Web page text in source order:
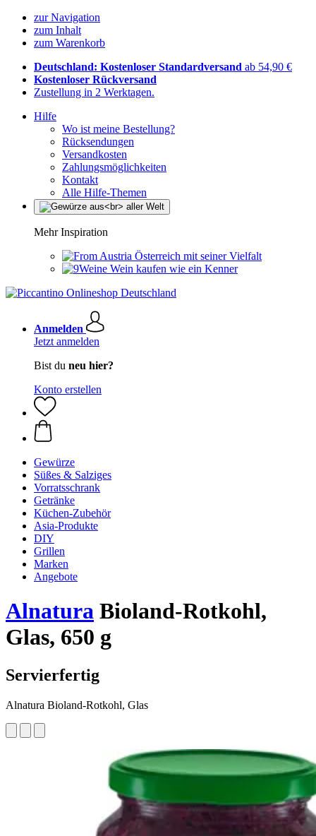
zur Navigation
zum Inhalt
zum Warenkorb
Deutschland: Kostenloser Standardversand ab 54,90 €
Kostenloser Rückversand
Zustellung in 2 Werktagen.
Hilfe
Wo ist meine Bestellung?
Rücksendungen
Versandkosten
Zahlungsmöglichkeiten
Kontakt
Alle Hilfe-Themen
Mehr Inspiration
Österreich mit seiner Vielfalt
Wein kaufen wie ein Kenner
Anmelden
Jetzt anmelden
Bist du neu hier?
Konto erstellen
Gewürze
Süßes & Salziges
Vorratsschrank
Getränke
Küchen-Zubehör
Asia-Produkte
DIY
Grillen
Marken
Angebote
Alnatura Bioland-Rotkohl,
Glas, 650 g
Servierfertig
Alnatura Bioland-Rotkohl, Glas